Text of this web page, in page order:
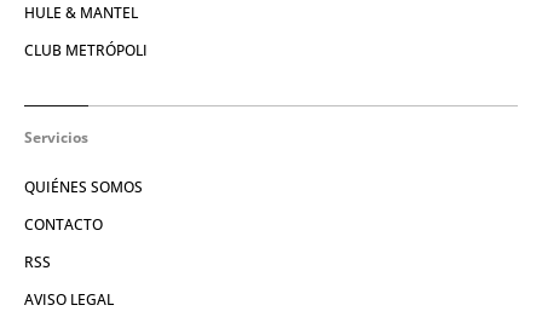
HULE & MANTEL
CLUB METRÓPOLI
Servicios
QUIÉNES SOMOS
CONTACTO
RSS
AVISO LEGAL